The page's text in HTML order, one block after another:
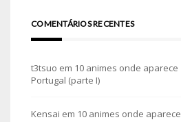
COMENTÁRIOS RECENTES
t3tsuo em 10 animes onde aparece
Portugal (parte I)
Kensai em 10 animes onde aparece